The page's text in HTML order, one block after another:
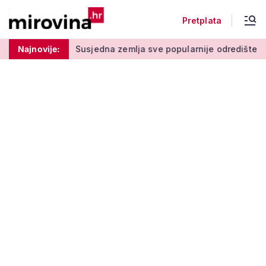
Pretplata
Najnovije:
stupu Susjedna zemlja sve popularnije odredište